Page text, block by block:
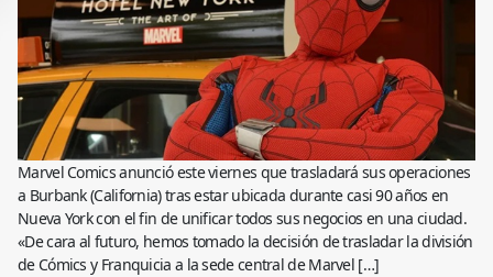
Marvel Comics anunció este viernes que trasladará sus operaciones
a Burbank (California) tras estar ubicada durante casi 90 años en
Nueva York con el fin de unificar todos sus negocios en una ciudad.
«De cara al futuro, hemos tomado la decisión de trasladar la división
de Cómics y Franquicia a la sede central de Marvel […]